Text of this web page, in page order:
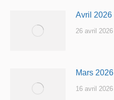
Avril 2026
26 avril 2026
Mars 2026
16 avril 2026